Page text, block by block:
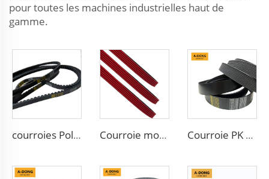
pour toutes les machines industrielles haut de
gamme.
courroies Poly-V à nervures multiples de 80000 km de haute qualité, Courroies Poly-V / Micro V à nervures & Courroies crantées - Usine chinoise / Service OEM Courroie moulée PK/5PK1173 en matériau EPDM, adaptée pour moteur de course, haute qualité Courroie PK 5PK1650 Courroie d'alternateur automobile Courroie nervurée 5PK865